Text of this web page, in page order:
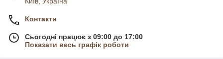
Контакти
Сьогодні працює з 09:00 до 17:00
Показати весь графік роботи